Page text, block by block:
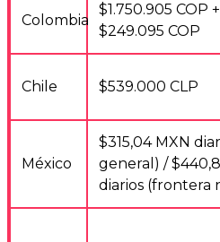
Colombia
$1.750.905 COP
$249.095 COP
Chile $539.000 CLP
México
$315,04 MXN
general) /
diarios (frontera